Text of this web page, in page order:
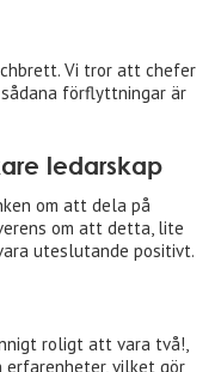
Vi tror att chefer
förflyttningar är
ledarskap
om att dela på
om att detta, lite
uteslutande positivt.
roligt att vara två!,
erfarenheter, vilket gör